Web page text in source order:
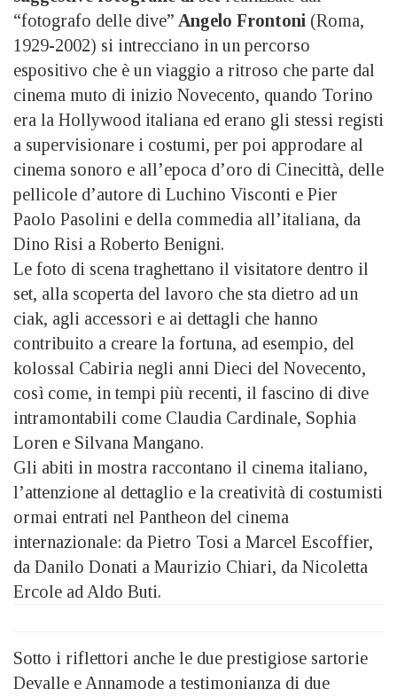
“fotografo delle dive” Angelo Frontoni (Roma,
1929-2002) si intrecciano in un percorso
espositivo che è un viaggio a ritroso che parte dal
cinema muto di inizio Novecento, quando Torino
era la Hollywood italiana ed erano gli stessi registi
a supervisionare i costumi, per poi approdare al
cinema sonoro e all’epoca d’oro di Cinecittà, delle
pellicole d’autore di Luchino Visconti e Pier
Paolo Pasolini e della commedia all’italiana, da
Dino Risi a Roberto Benigni.
Le foto di scena traghettano il visitatore dentro il
set, alla scoperta del lavoro che sta dietro ad un
ciak, agli accessori e ai dettagli che hanno
contribuito a creare la fortuna, ad esempio, del
kolossal Cabiria negli anni Dieci del Novecento,
così come, in tempi più recenti, il fascino di dive
intramontabili come Claudia Cardinale, Sophia
Loren e Silvana Mangano.
Gli abiti in mostra raccontano il cinema italiano,
l’attenzione al dettaglio e la creatività di costumisti
ormai entrati nel Pantheon del cinema
internazionale: da Pietro Tosi a Marcel Escoffier,
da Danilo Donati a Maurizio Chiari, da Nicoletta
Ercole ad Aldo Buti.
Sotto i riflettori anche le due prestigiose sartorie
Devalle e Annamode a testimonianza di due